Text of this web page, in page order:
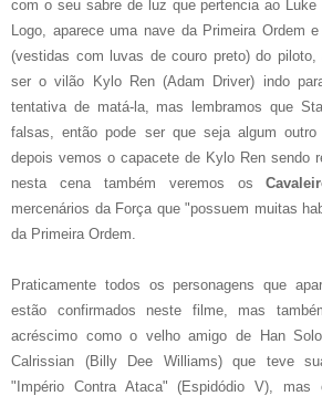
com o seu sabre de luz que pertencia ao Luke
Logo, aparece uma nave da Primeira Ordem
(vestidas com luvas de couro preto) do
ser o vilão Kylo Ren (Adam Driver) indo
tentativa de matá-la, mas lembramos que
falsas, então pode ser que seja algum outro
depois vemos o capacete de Kylo Ren sendo
nesta cena também veremos os
mercenários da Força que "possuem muitas
da Primeira Ordem.
Praticamente todos os personagens que
estão confirmados neste filme, mas
acréscimo como o velho amigo de Han
Calrissian (Billy Dee Williams) que teve
"Império Contra Ataca" (Espidódio V), mas